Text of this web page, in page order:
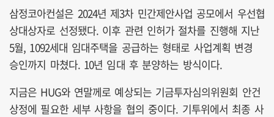
삼정코아컨설은 2024년 제3차 민간제안사업 공모에서 우선협
상대상자로 선정됐다. 이후 관련 인허가 절차를 진행해 지난
5월, 1092세대 임대주택을 공급하는 형태로 사업계획 변경
승인까지 마쳤다. 10년 임대 후 분양하는 방식이다.
지금은 HUG와 연말께로 예상되는 기금투자심의위원회 안건
상정에 필요한 세부 사항을 협의 중이다. 기투위에서 최종 사